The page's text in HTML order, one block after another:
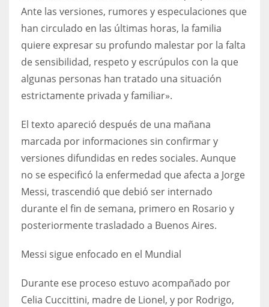
MIA
22
WSH
26
Ante las versiones, rumores y especulaciones que
han circulado en las últimas horas, la familia
quiere expresar su profundo malestar por la falta
de sensibilidad, respeto y escrúpulos con la que
algunas personas han tratado una situación
estrictamente privada y familiar».
El texto apareció después de una mañana
marcada por informaciones sin confirmar y
versiones difundidas en redes sociales. Aunque
no se especificó la enfermedad que afecta a Jorge
Messi, trascendió que debió ser internado
durante el fin de semana, primero en Rosario y
posteriormente trasladado a Buenos Aires.
Messi sigue enfocado en el Mundial
Durante ese proceso estuvo acompañado por
Celia Cuccittini, madre de Lionel, y por Rodrigo,